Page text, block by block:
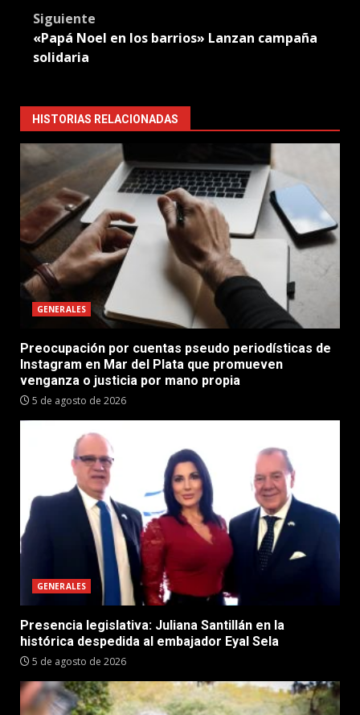
Siguiente
«Papá Noel en los barrios» Lanzan campaña
solidaria
HISTORIAS RELACIONADAS
GENERALES
Preocupación por cuentas pseudo periodísticas de
Instagram en Mar del Plata que promueven
venganza o justicia por mano propia
5 de agosto de 2026
GENERALES
Presencia legislativa: Juliana Santillán en la
histórica despedida al embajador Eyal Sela
5 de agosto de 2026